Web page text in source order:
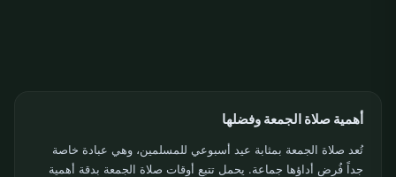
أهمية صلاة الجمعة وفضلها
تُعد صلاة الجمعة بمثابة عيد أسبوعي للمسلمين، وهي عبادة خاصة
جداً فُرض أداؤها جماعة. يحمل تتبع أوقات صلاة الجمعة بدقة أهمية